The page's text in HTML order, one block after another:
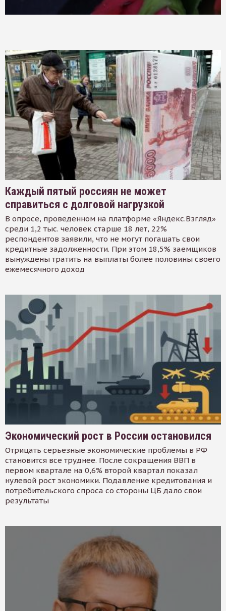
Каждый пятый россиян не может
справиться с долговой нагрузкой
В опросе, проведенном на платформе «Яндекс.Взгляд»
среди 1,2 тыс. человек старше 18 лет, 22%
респондентов заявили, что не могут погашать свои
кредитные задолженности. При этом 18,5% заемщиков
вынуждены тратить на выплаты более половины своего
ежемесячного доход
Экономический рост в России остановился
Отрицать серьезные экономические проблемы в РФ
становится все труднее. После сокращения ВВП в
первом квартале на 0,6% второй квартал показал
нулевой рост экономики. Подавление кредитования и
потребительского спроса со стороны ЦБ дало свои
результаты